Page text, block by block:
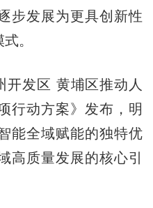
步发展为更具创新性
。
发区 黄埔区推动人
行动方案》发布，明
能全域赋能的独特优
高质量发展的核心引